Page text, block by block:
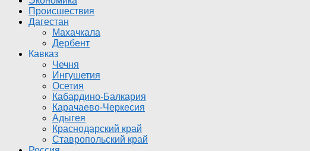
Происшествия
Дагестан
Махачкала
Дербент
Кавказ
Чечня
Ингушетия
Осетия
Кабардино-Балкария
Карачаево-Черкесия
Адыгея
Краснодарский край
Ставропольский край